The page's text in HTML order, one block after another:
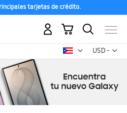
tarjetas de crédito.
USD -
dólar
Mi carrito